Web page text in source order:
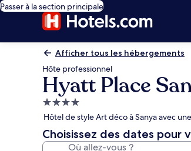
Passer à la section principale
Afficher tous les hébergements
Hôte professionnel
Hyatt Place
Hébergement
4.0 étoiles
Hôtel de style Art déco à Sanya avec
Choisissez des dates pour
Où allez-vous ?